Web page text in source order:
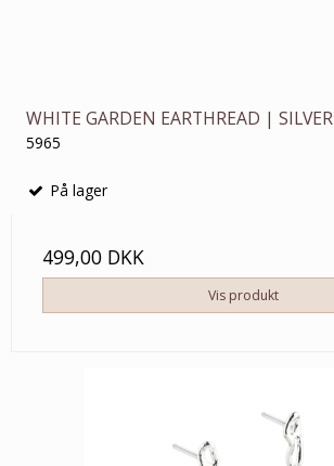
WHITE GARDEN EARTHREAD | SILVER
5965
På lager
499,00 DKK
Vis produkt